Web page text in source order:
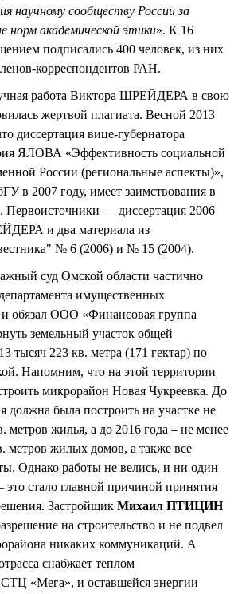
научному сообществу России за
норм академической этики». К 16
подписались 400 человек, из них
корреспондентов РАН.
работа Виктора ШРЕЙДЕРА в свою
жертвой плагиата. Весной 2013
диссертация вице-губернатора
ЯЛОВА «Эффективность социальной
России (региональные аспекты)»,
в 2007 году, имеет заимствования в
Первоисточники — диссертация 2006
и два материала из
№ 6 (2006) и № 15 (2004).
суд Омской области частично
имущественных
обязал ООО «Финансовая группа
земельный участок общей
тысяч 223 кв. метра (171 гектар) по
Напомним, что на этой территории
микрорайон Новая Чукреевка. До
должна была построить на участке не
метров жилья, а до 2016 года – не менее
метров жилых домов, а также все
Однако работы не велись, и ни один
стало главной причиной принятия
Застройщик Михаил ПТИЦИН
на строительство и не подвел
никаких коммуникаций. А
снабжает теплом
«Мега», и оставшейся энергии